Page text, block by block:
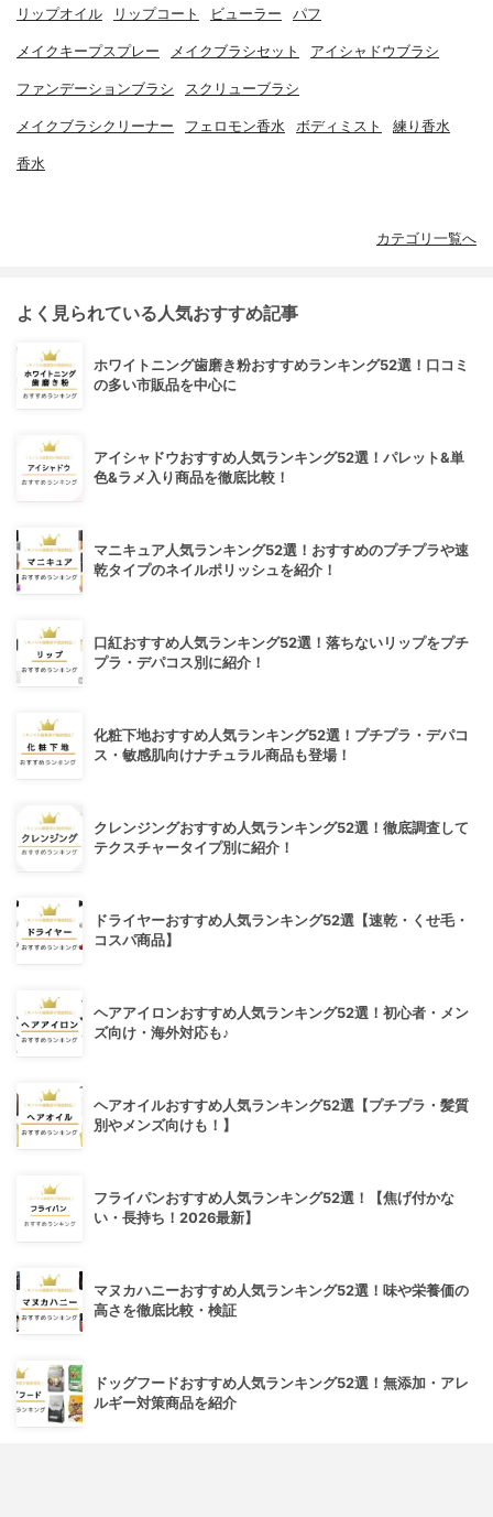
リップオイル リップコート ビューラー パフ
メイクキープスプレー メイクブラシセット アイシャドウブラシ
ファンデーションブラシ スクリューブラシ
メイクブラシクリーナー フェロモン香水 ボディミスト 練り香水
香水
カテゴリ一覧へ
よく見られている人気おすすめ記事
ホワイトニング歯磨き粉おすすめランキング52選！口コミ
の多い市販品を中心に
アイシャドウおすすめ人気ランキング52選！パレット&単
色&ラメ入り商品を徹底比較！
マニキュア人気ランキング52選！おすすめのプチプラや速
乾タイプのネイルポリッシュを紹介！
口紅おすすめ人気ランキング52選！落ちないリップをプチ
プラ・デパコス別に紹介！
化粧下地おすすめ人気ランキング52選！プチプラ・デパコ
ス・敏感肌向けナチュラル商品も登場！
クレンジングおすすめ人気ランキング52選！徹底調査して
テクスチャータイプ別に紹介！
ドライヤーおすすめ人気ランキング52選【速乾・くせ毛・
コスパ商品】
ヘアアイロンおすすめ人気ランキング52選！初心者・メン
ズ向け・海外対応も♪
ヘアオイルおすすめ人気ランキング52選【プチプラ・髪質
別やメンズ向けも！】
フライパンおすすめ人気ランキング52選！【焦げ付かな
い・長持ち！2026最新】
マヌカハニーおすすめ人気ランキング52選！味や栄養価の
高さを徹底比較・検証
ドッグフードおすすめ人気ランキング52選！無添加・アレ
ルギー対策商品を紹介